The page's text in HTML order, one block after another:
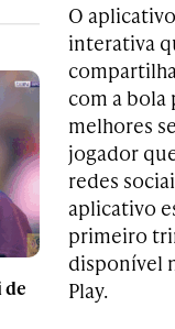
de
O
interativa
com a bola
melhores
jogador
redes
aplicativo
primeiro
disponível
Play.